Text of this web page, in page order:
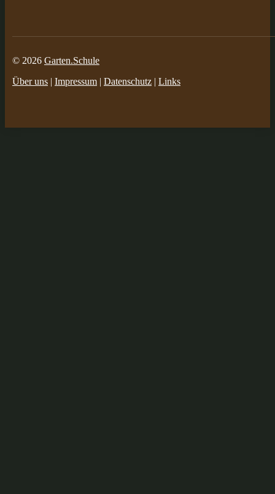
© 2026 Garten.Schule
Über uns | Impressum | Datenschutz | Links